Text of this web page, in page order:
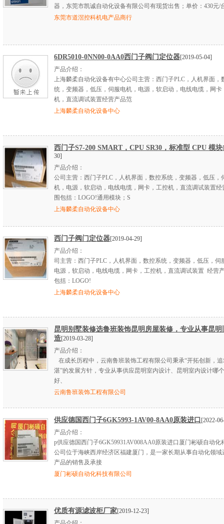
器，东莞市凯诚自动化设备有限公司有现货出售；单价：430元/
东莞市道滘控科机电产品商行
6DR5010-0NN00-0AA0西门子阀门定位器[2019-05-04]
产品介绍：
上海麟柔自动化设备有中心公司主营：西门子PLC，人机界面，
统，变频器，低压，伺服电机，电源，软启动，电线电缆，网卡
机，直流调试装置经营产品范
上海麟柔自动化设备中心
西门子S7-200 SMART，CPU SR30，标准型 CPU 模块
30]
产品介绍：
公司主营：西门子PLC，人机界面，数控系统，变频器，低压，
机，电源，软启动，电线电缆，网卡，工控机，直流调试装置经
围包括：LOGO!通用模块；S
上海麟柔自动化设备中心
西门子阀门定位器[2019-04-29]
产品介绍：
司主营：西门子PLC，人机界面，数控系统，变频器，低压，伺
电源，软启动，电线电缆，网卡，工控机，直流调试装置 经营
包括：LOGO!
上海麟柔自动化设备中心
昆明别墅装修选鲁班装饰昆明房屋装修，专业从事昆明
造[2019-03-28]
产品介绍：
在成长历程中，云南鲁班装饰工程有限公司秉承“开拓创新，
湛”的发展方针，专业从事供应昆明室内设计、昆明室内设计哪
好、
云南鲁班装饰工程有限公司
供应德国西门子6GK5993-1AV00-8AA0原装进口 [2022-
产品介绍：
p供应德国西门子6GK59931AV008AA0原装进口厦门彬硕自动化
公司位于海峡西岸经济区福建厦门，是一家长期从事自动化领域
产品的销售及承接
厦门彬硕自动化科技有限公司
优质有源滤波柜厂家[2019-12-23]